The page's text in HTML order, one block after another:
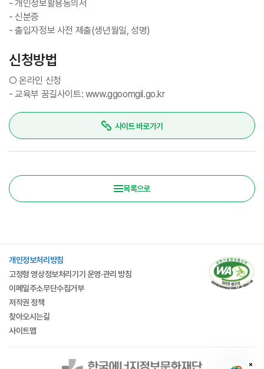
- 개인정보활용동의서
- 신분증
- 출입자정보 사전 제출(생년월일, 성명)
신청방법
○ 온라인 신청
- 교육부 꿈길사이트: www.ggoomgil.go.kr
사이트 바로가기
목록으로
개인정보처리방침
고정형 영상정보처리기기 운영·관리 방침
이메일주소무단수집거부
저작권 정책
찾아오시는길
사이트맵